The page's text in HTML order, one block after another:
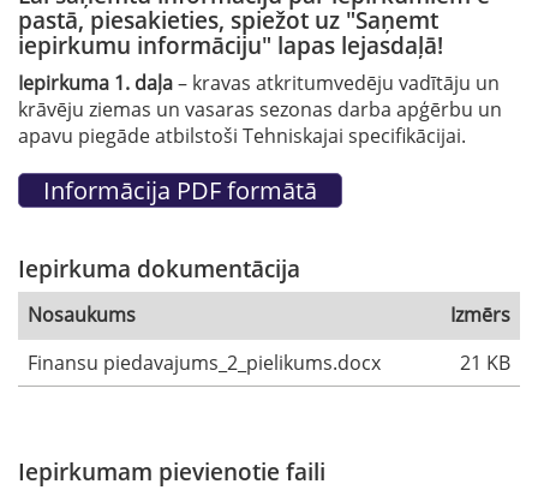
pastā, piesakieties, spiežot uz "Saņemt
iepirkumu informāciju" lapas lejasdaļā!
Iepirkuma 1. daļa– kravas atkritumvedēju vadītāju un
krāvēju ziemas un vasaras sezonas darba apģērbu un
apavu piegāde atbilstoši Tehniskajai specifikācijai.
Iepirkuma dokumentācija
Nosaukums
Izmērs
Finansu piedavajums_2_pielikums.docx
21 KB
Iepirkumam pievienotie faili